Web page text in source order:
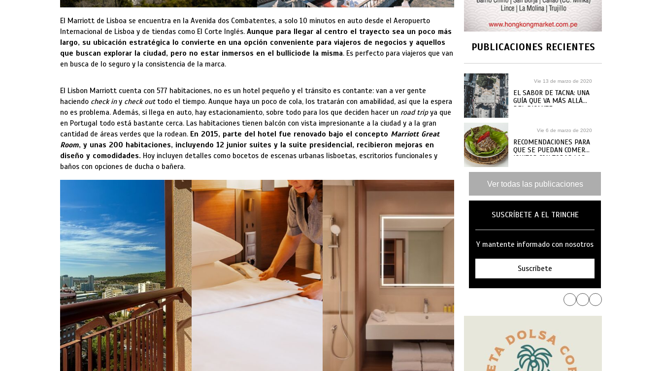
El Marriott de Lisboa se encuentra en la Avenida dos Combatentes, a solo 10 minutos en auto desde el Aeropuerto
Internacional de Lisboa y de tiendas como El Corte Inglés. Aunque para llegar al centro el trayecto sea un poco más
largo, su ubicación estratégica lo convierte en una opción conveniente para viajeros de negocios y aquellos
que buscan explorar la ciudad, pero no estar inmersos en el bulliciode la misma. Es perfecto para viajeros que van
en busca de lo seguro y la consistencia de la marca.
El Lisbon Marriott cuenta con 577 habitaciones, no es un hotel pequeño y el tránsito es contante: van a ver gente
haciendo check iny check outtodo el tiempo. Aunque haya un poco de cola, los tratarán con amabilidad, así que la espera
no es problema. Además, si llega en auto, hay estacionamiento, sobre todo para los que deciden hacer un road tripya que
en Portugal todo está bastante cerca. Las habitaciones tienen balcón con vista impresionante a la ciudad y a la gran
cantidad de áreas verdes que la rodean. En 2015, parte del hotel fue renovado bajo el concepto Marriott Great
Room, y unas 200 habitaciones, incluyendo 12 junior suites y la suite presidencial, recibieron mejoras en
diseño y comodidades. Hoy incluyen detalles como bocetos de escenas urbanas lisboetas, escritorios funcionales y
baños con opciones de ducha o bañera.
PUBLICACIONES RECIENTES
Vie 13 de marzo de 2020
EL SABOR DE TACNA: UNA
GUÍA QUE VA MÁS ALLÁ
DEL PICANTE
Vie 6 de marzo de 2020
RECOMENDACIONES PARA
QUE SE PUEDAN COMER
IQUITOS CON TODAS LAS
Ver todas las publicaciones
SUSCRÍBETE A EL TRINCHE
Y mantente informado con nosotros
Suscríbete